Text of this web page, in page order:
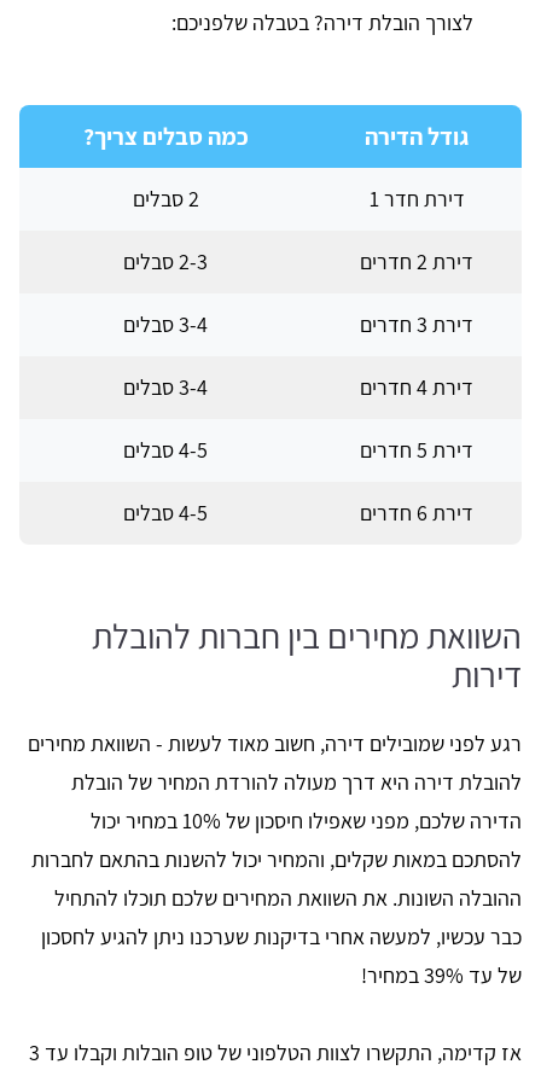
לצורך הובלת דירה? בטבלה שלפניכם:
גודל הדירה כמה סבלים צריך?
דירת חדר 1 2 סבלים
דירת 2 חדרים 2-3 סבלים
דירת 3 חדרים 3-4 סבלים
דירת 4 חדרים 3-4 סבלים
דירת 5 חדרים 4-5 סבלים
דירת 6 חדרים 4-5 סבלים
השוואת מחירים בין חברות להובלת
דירות
רגע לפני שמובילים דירה, חשוב מאוד לעשות - השוואת מחירים
להובלת דירה היא דרך מעולה להורדת המחיר של הובלת
הדירה שלכם, מפני שאפילו חיסכון של 10% במחיר יכול
להסתכם במאות שקלים, והמחיר יכול להשנות בהתאם לחברות
ההובלה השונות. את השוואת המחירים שלכם תוכלו להתחיל
כבר עכשיו, למעשה אחרי בדיקנות שערכנו ניתן להגיע לחסכון
של עד 39% במחיר!
אז קדימה, התקשרו לצוות הטלפוני של טופ הובלות וקבלו עד 3